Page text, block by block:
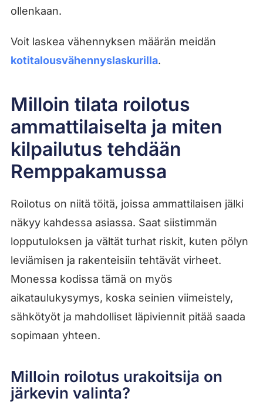
ollenkaan.
Voit laskea vähennyksen määrän meidän
kotitalousvähennyslaskurilla.
Milloin tilata roilotus
ammattilaiselta ja miten
kilpailutus tehdään
Remppakamussa
Roilotus on niitä töitä, joissa ammattilaisen jälki
näkyy kahdessa asiassa. Saat siistimmän
lopputuloksen ja vältät turhat riskit, kuten pölyn
leviämisen ja rakenteisiin tehtävät virheet.
Monessa kodissa tämä on myös
aikataulukysymys, koska seinien viimeistely,
sähkötyöt ja mahdolliset läpiviennit pitää saada
sopimaan yhteen.
Milloin roilotus urakoitsija on
järkevin valinta?